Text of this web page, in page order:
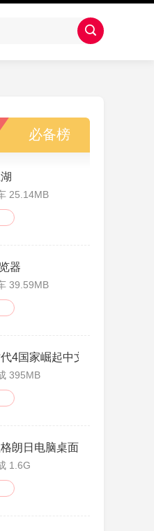
必备榜
25.14MB
器
39.59MB
4国家崛起中文完整版下载
395MB
朗日电脑桌面版下载
1.6G